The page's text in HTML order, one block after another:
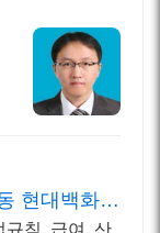
현대백화점
규칙, 급여, 산